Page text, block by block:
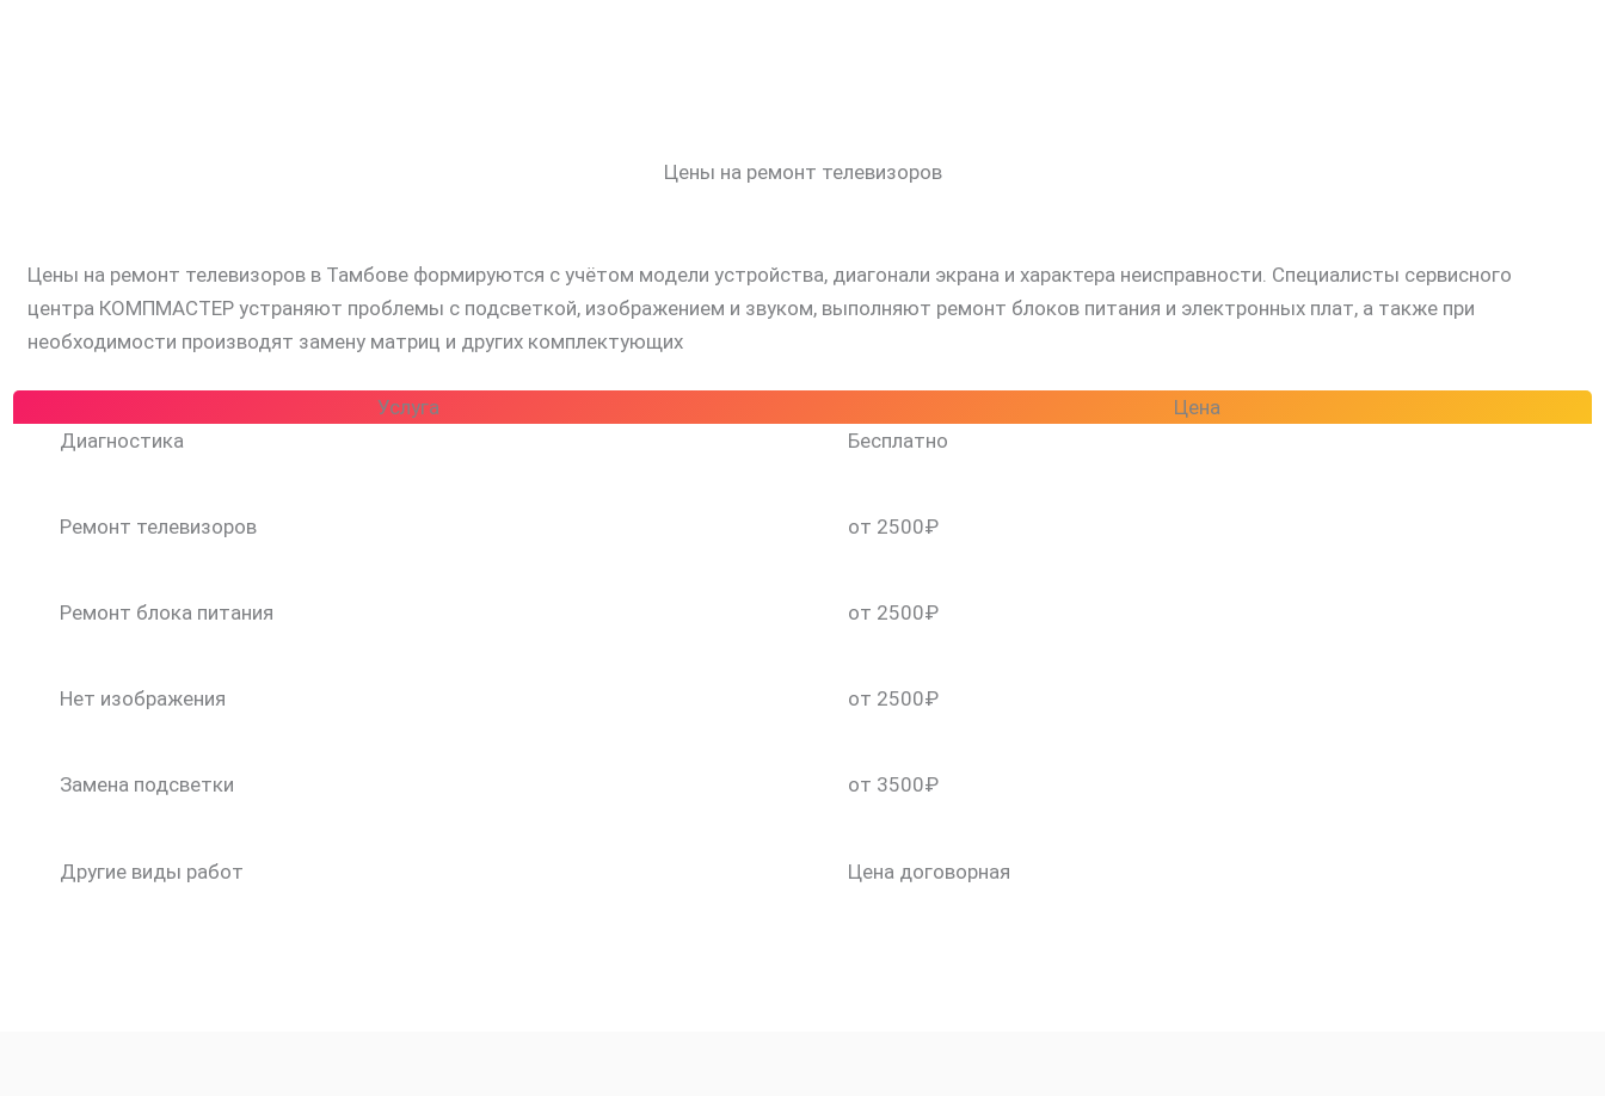
Цены на ремонт телевизоров
Цены на ремонт телевизоров в Тамбове формируются с учётом модели устройства, диагонали экрана и характера неисправности. Специалисты сервисного
центра КОМПМАСТЕР устраняют проблемы с подсветкой, изображением и звуком, выполняют ремонт блоков питания и электронных плат, а также при
необходимости производят замену матриц и других комплектующих
Услуга
Цена
Диагностика
Бесплатно
Ремонт телевизоров от 2500₽
Ремонт блока питания от 2500₽
Нет изображения от 2500₽
Замена подсветки от 3500₽
Другие виды работ Цена договорная